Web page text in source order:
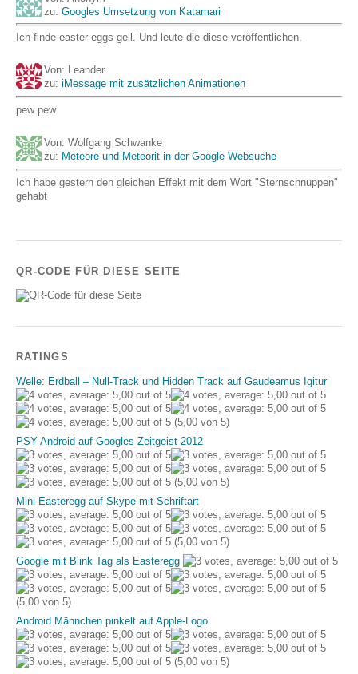
zu: Googles Umsetzung von Katamari
Ich finde easter eggs geil. Und leute die diese veröffentlichen.
Von: Leander
zu: iMessage mit zusätzlichen Animationen
pew pew
Von: Wolfgang Schwanke
zu: Meteore und Meteorit in der Google Websuche
Ich habe gestern den gleichen Effekt mit dem Wort "Sternschnuppen"
gehabt
QR-CODE FÜR DIESE SEITE
RATINGS
Welle: Erdball – Null-Track und Hidden Track auf Gaudeamus Igitur
(5,00 von 5)
PSY-Android auf Googles Zeitgeist 2012
(5,00 von 5)
Mini Easteregg auf Skype mit Schriftart
(5,00 von 5)
Google mit Blink Tag als Easteregg
(5,00 von 5)
Android Männchen pinkelt auf Apple-Logo
(5,00 von 5)